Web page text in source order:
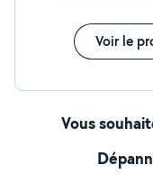
Voir le
Vous